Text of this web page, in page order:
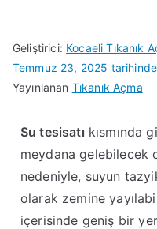
Geliştirici: Kocaeli Tıkanık
Temmuz 23, 2025
Yayınlanan Tıkanık Açma
Su tesisatı kısmında
meydana gelebilecek
nedeniyle, suyun
olarak zemine
içerisinde geniş bir